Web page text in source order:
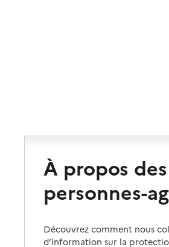
À propos
personnes-
Découvrez comment nous
d’information sur la